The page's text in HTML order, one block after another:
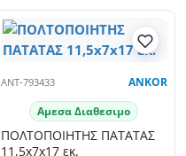
ANT-793433 ANKOR
Αμεσα Διαθεσιμο
ΠΟΛΤΟΠΟΙΗΤΗΣ ΠΑΤΑΤΑΣ
11,5x7x17 εκ.